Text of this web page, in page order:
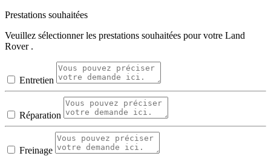
Prestations souhaitées
Veuillez sélectionner les prestations souhaitées pour votre Land
Rover .
Entretien
Réparation
Freinage